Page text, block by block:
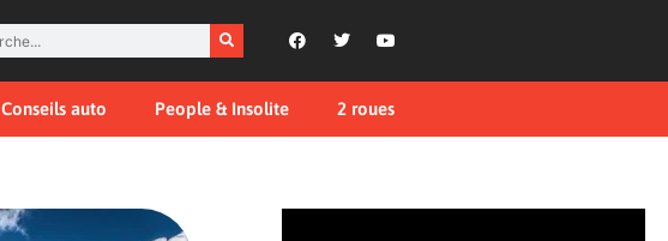
Conseils auto People & Insolite 2 roues